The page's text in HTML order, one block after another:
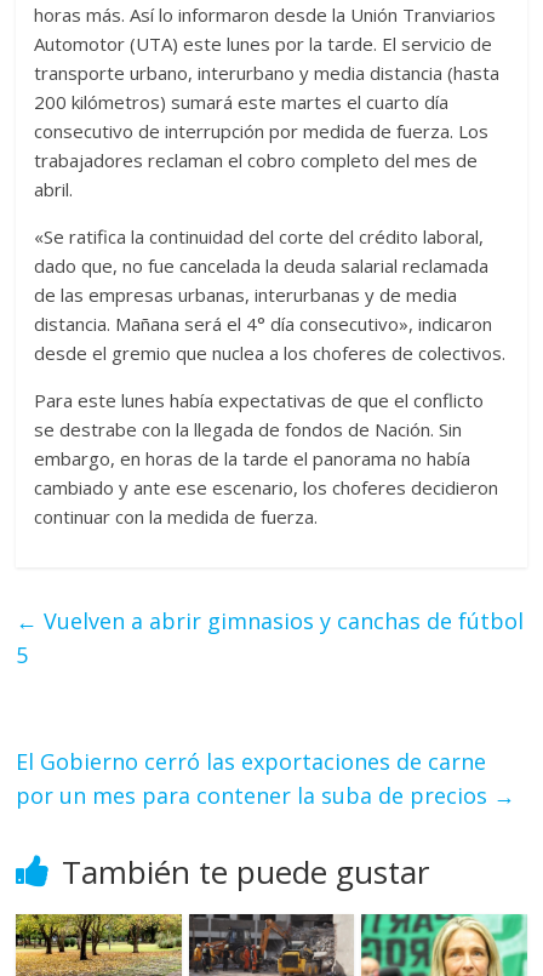
horas más. Así lo informaron desde la Unión Tranviarios
Automotor (UTA) este lunes por la tarde. El servicio de
transporte urbano, interurbano y media distancia (hasta
200 kilómetros) sumará este martes el cuarto día
consecutivo de interrupción por medida de fuerza. Los
trabajadores reclaman el cobro completo del mes de
abril.
«Se ratifica la continuidad del corte del crédito laboral,
dado que, no fue cancelada la deuda salarial reclamada
de las empresas urbanas, interurbanas y de media
distancia. Mañana será el 4° día consecutivo», indicaron
desde el gremio que nuclea a los choferes de colectivos.
Para este lunes había expectativas de que el conflicto
se destrabe con la llegada de fondos de Nación. Sin
embargo, en horas de la tarde el panorama no había
cambiado y ante ese escenario, los choferes decidieron
continuar con la medida de fuerza.
← Vuelven a abrir gimnasios y canchas de fútbol
5
El Gobierno cerró las exportaciones de carne
por un mes para contener la suba de precios →
También te puede gustar